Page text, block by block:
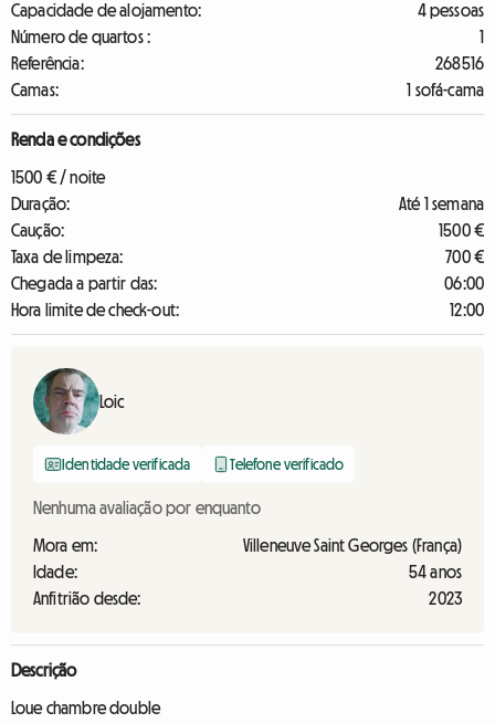
Capacidade de alojamento:
4 pessoas
Número de quartos :
1
Referência:
268516
Camas:
1 sofá-cama
Renda e condições
1500 € / noite
Duração:
Até 1 semana
Caução:
1500 €
Taxa de limpeza:
700 €
Chegada a partir das:
06:00
Hora limite de check-out:
12:00
Loic
Identidade verificada Telefone verificado
Nenhuma avaliação por enquanto
Mora em:
Villeneuve Saint Georges (França)
Idade:
54 anos
Anfitrião desde:
2023
Descrição
Loue chambre double